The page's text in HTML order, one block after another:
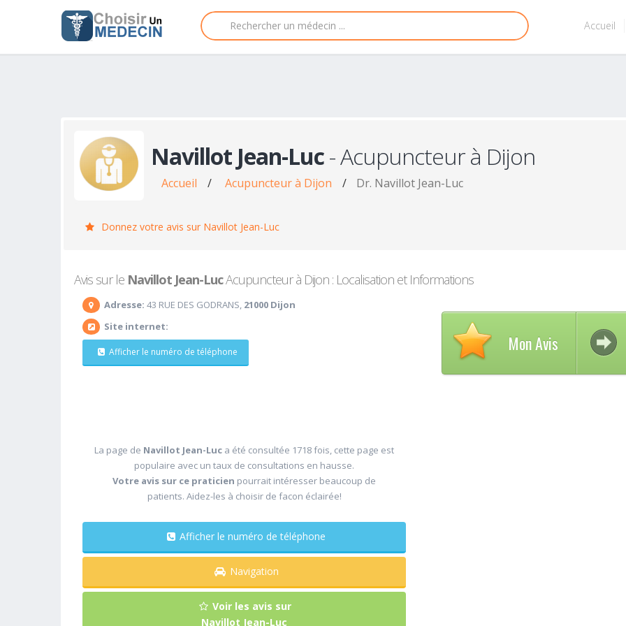
Accueil
Navillot Jean-Luc- Acupuncteur à Dijon
Accueil / Acupuncteur à Dijon / Dr. Navillot Jean-Luc
Donnez votre avis sur Navillot Jean-Luc
Avis sur le Navillot Jean-LucAcupuncteur à Dijon : Localisation et Informations
Adresse: 43 RUE DES GODRANS, 21000 Dijon
Site internet:
Afficher le numéro de téléphone
La page de Navillot Jean-Luc a été consultée 1718 fois, cette page est
populaire avec un taux de consultations en hausse.
Votre avis sur ce praticien pourrait intéresser beaucoup de
patients. Aidez-les à choisir de facon éclairée!
Afficher le numéro de téléphone
Navigation
Voir les avis sur
Navillot Jean-Luc
Mon Avis
Vaut le